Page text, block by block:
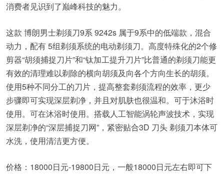
消费者见识到了巅峰科技的魅力。
这款 博朗男士剃须刀9系 9242s 属于9系中的低端款，混合
动力，配有 5组剃须系统的电动剃须刀。高度特殊化的2个修
剪器“胡须捕捉刀片”和“钛加工提升刀片”比普通的剃须刀能更
有效的清理难以剃除的横向胡须及向各个方向生长的胡须。
使用5种不同分工的刀片，提高整套剃须流程的效率，更少
步骤即可实现深层剃净，并且对肌肤也很温和。可于沐浴时
使用。可在沐浴时使用。搭载人工智能涡轮声波技术，实现
深层剃净的“深层捕捉刀网”，紧密贴合3D 刀头 剃须刀本体可
水洗，使用清洁更方便。
价格：18000日元-19800日元，一般18000日元左右即可下